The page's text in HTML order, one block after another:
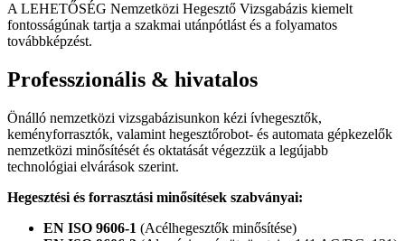
A LEHETŐSÉG Nemzetközi Hegesztő Vizsgabázis kiemelt
fontosságúnak tartja a szakmai utánpótlást és a folyamatos
továbbképzést.
Professzionális & hivatalos
Önálló nemzetközi vizsgabázisunkon kézi ívhegesztők,
keményforrasztók, valamint hegesztőrobot- és automata gépkezelők
nemzetközi minősítését és oktatását végezzük a legújabb
technológiai elvárások szerint.
Hegesztési és forrasztási minősítések szabványai:
EN ISO 9606-1 (Acélhegesztők minősítése)